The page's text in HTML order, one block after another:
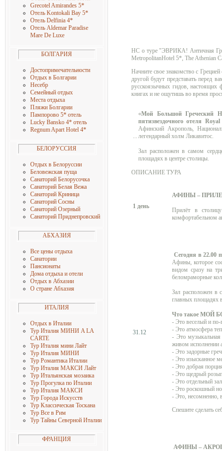
Grecotel Amirandes 5*
Отель Kontokali Bay 5*
Отель Delfinia 4*
Отель Aldemar Paradise
Mare De Luxe
БОЛГАРИЯ
Достопримечательности
Отдых в Болгарии
Несебр
Семейный отдых
Места отдыха
Пляжи Болгарии
Пампорово 5* отель
Lucky Bansko 4* отель
Regnum Apart Hotel 4*
БЕЛОРУССИЯ
Отдых в Белоруссии
Беловежская пуща
Санаторий Белорусочка
Санаторий Белая Вежа
Санаторий Криница
Санаторий Сосны
Санаторий Озерный
Санаторий Приднепровский
АБХАЗИЯ
Все цены отдыха
Санатории
Пансионаты
Дома отдыха и отели
Отдых в Абхазии
О стране Абхазия
ИТАЛИЯ
Отдых в Италии
Тур Италия МИНИ A LA
CARTE
Тур Италия мини Лайт
Тур Италия МИНИ
Тур Романтика Италии
Тур Италия МАКСИ Лайт
Тур Итальянская мозаика
Тур Прогулка по Италии
Тур Италия МАКСИ
Тур Города Искусств
Тур Классическая Тоскана
Тур Все в Рим
Тур Тайны Северной Италии
ФРАНЦИЯ
НС о туре "ЭВРИКА! Античная
MetropolitanHotel 5*, The Athenian
Начните свое знакомство с
другой будут представать перед
русскоязычных гидов, настоящих
книгах и не ощутишь во время
...
«Мой Большой Греческий
пятизвездочного отеля
Афинский Акрополь,
легендарный холм Ликавитос.
Зал расположен в самом
площадях в центре столицы.
ОПИСАНИЕ ТУРА
1 день
АФИНЫ –
Прилёт в
комфортабельном
31.12
Сегодня в 22.00
Афины, которое
видом сразу на
беломраморные
Зал расположен в
главных площадях
Что такое МОЙ
- Это веселый и по-
- Это атмосфера
- Это
живом исполнении
- Это задорные
- Это изысканное
- Это добрая
- Это щедрый
- Это отдельный
- Это роскошный
- Это, несомненно,
Спешите сделать
АФИНЫ –